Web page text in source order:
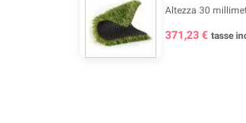
Altezza 30
371,23 € tasse